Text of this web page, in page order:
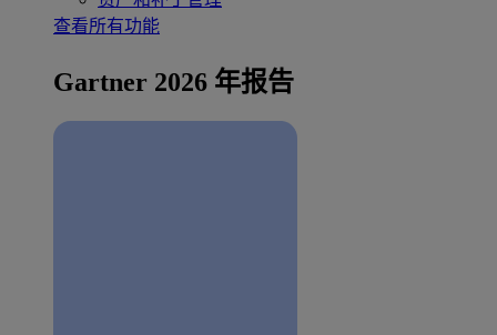
查看所有功能
Gartner 2026 年报告